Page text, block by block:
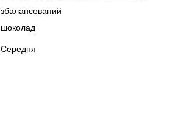
збалансований
шоколад
Середня